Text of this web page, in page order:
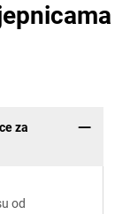
za
od